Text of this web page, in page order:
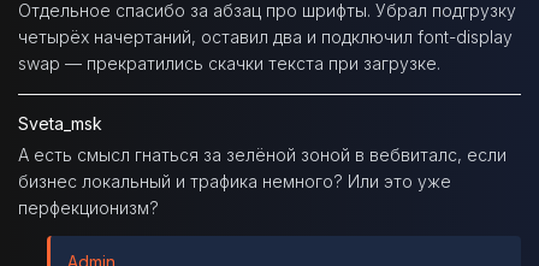
Отдельное спасибо за абзац про шрифты. Убрал подгрузку
четырёх начертаний, оставил два и подключил font-display
swap — прекратились скачки текста при загрузке.
Sveta_msk
А есть смысл гнаться за зелёной зоной в вебвиталс, если
бизнес локальный и трафика немного? Или это уже
перфекционизм?
Admin